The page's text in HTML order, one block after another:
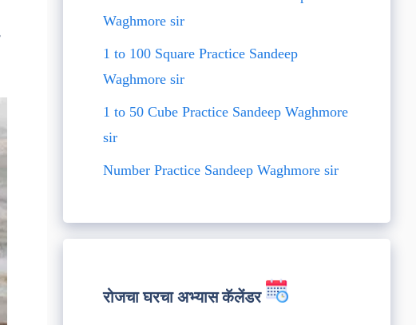
Waghmore sir
1 to 100 Square Practice Sandeep
Waghmore sir
1 to 50 Cube Practice Sandeep Waghmore
sir
Number Practice Sandeep Waghmore sir
रोजचा घरचा अभ्यास कॅलेंडर